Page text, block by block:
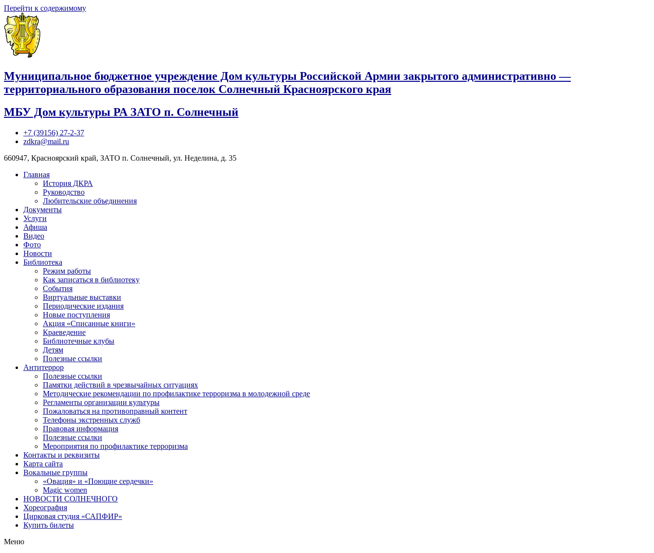
Перейти к содержимому
Муниципальное бюджетное учреждение Дом культуры Российской Армии закрытого административно —
территориального образования поселок Солнечный Красноярского края
МБУ Дом культуры РА ЗАТО п. Солнечный
+7 (39156) 27-2-37
zdkra@mail.ru
660947, Красноярский край, ЗАТО п. Солнечный, ул. Неделина, д. 35
Главная
История ДКРА
Руководство
Любительские объединения
Документы
Услуги
Афиша
Видео
Фото
Новости
Библиотека
Режим работы
Как записаться в библиотеку
События
Виртуальные выставки
Периодические издания
Новые поступления
Акция «Списанные книги»
Краеведение
Библиотечные клубы
Детям
Полезные ссылки
Антитеррор
Полезные ссылки
Памятки действий в чрезвычайных ситуациях
Методические рекомендации по профилактике терроризма в молодежной среде
Регламенты организации культуры
Пожаловаться на противоправный контент
Телефоны экстренных служб
Правовая информация
Полезные ссылки
Мероприятия по профилактике терроризма
Контакты и реквизиты
Карта сайта
Вокальные группы
«Овация» и «Поющие сердечки»
Magic women
НОВОСТИ СОЛНЕЧНОГО
Хореография
Цирковая студия «САПФИР»
Купить билеты
Меню